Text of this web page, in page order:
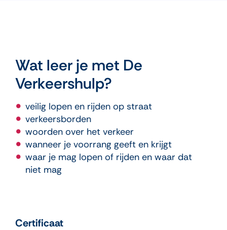
Wat leer je met De
Verkeershulp?
veilig lopen en rijden op straat
verkeersborden
woorden over het verkeer
wanneer je voorrang geeft en krijgt
waar je mag lopen of rijden en waar dat
niet mag
Certificaat